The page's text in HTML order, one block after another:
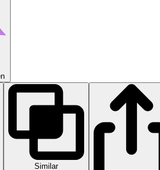
Similar